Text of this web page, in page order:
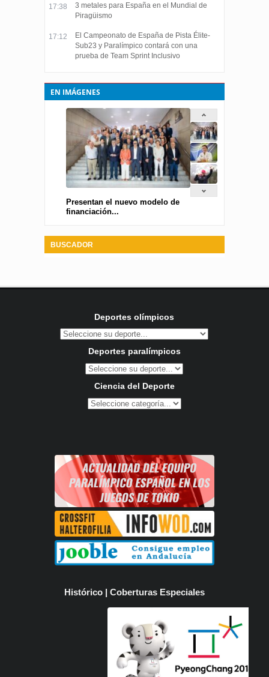
17:38
3 metales para España en el Mundial de
Piragüismo
17:12
El Campeonato de España de Pista Élite-
Sub23 y Paralímpico contará con una
prueba de Team Sprint Inclusivo
EN IMÁGENES
Presentan el nuevo modelo de
financiación...
BUSCADOR
Deportes olímpicos
Deportes paralímpicos
Ciencia del Deporte
Histórico | Coberturas Especiales